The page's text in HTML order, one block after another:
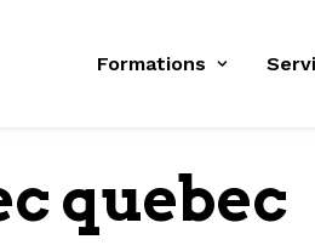
Formations
quebec